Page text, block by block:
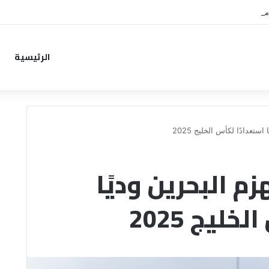
خطوة جديدة بموافقة الهلال
الرئيسية
لكأس الخليج 2025
البحرين وديًا
2025